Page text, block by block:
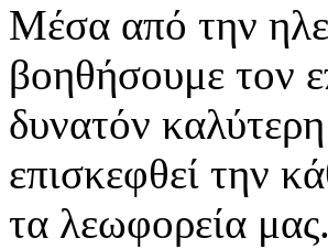
Μέσα από την
βοηθήσουμε τον
δυνατόν
επισκεφθεί την
τα λεωφορεία μας.